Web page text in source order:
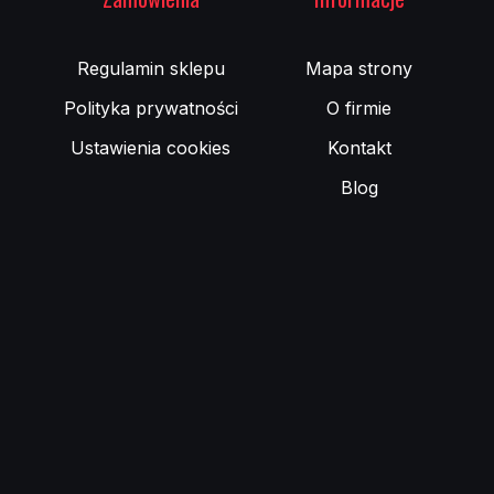
napędowy.
Rola
Oprócz
Regulamin sklepu
Polityka prywatności
Ustawienia cookies
Mapa strony
O firmie
Kontakt
Blog